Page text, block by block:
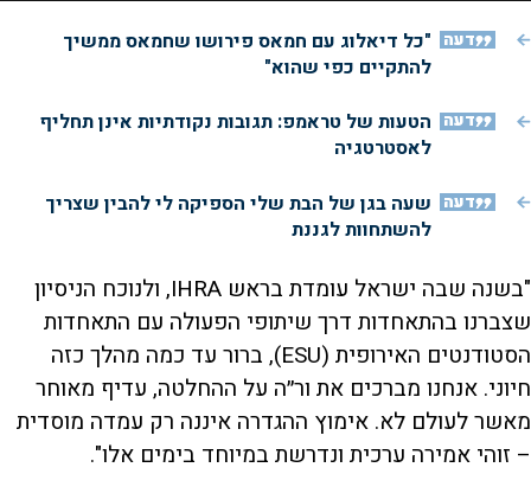
דעה "כל דיאלוג עם חמאס פירושו שחמאס ממשיך
להתקיים כפי שהוא"
דעה הטעות של טראמפ: תגובות נקודתיות אינן תחליף
לאסטרטגיה
דעה שעה בגן של הבת שלי הספיקה לי להבין שצריך
להשתחוות לגננת
"בשנה שבה ישראל עומדת בראש IHRA, ולנוכח הניסיון
שצברנו בהתאחדות דרך שיתופי הפעולה עם התאחדות
הסטודנטים האירופית (ESU), ברור עד כמה מהלך כזה
חיוני. אנחנו מברכים את ור״ה על ההחלטה, עדיף מאוחר
מאשר לעולם לא. אימוץ ההגדרה איננה רק עמדה מוסדית
– זוהי אמירה ערכית ונדרשת במיוחד בימים אלו".